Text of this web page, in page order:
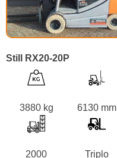
Still RX20-20P
3880 kg 6130 mm
2000 Triplo